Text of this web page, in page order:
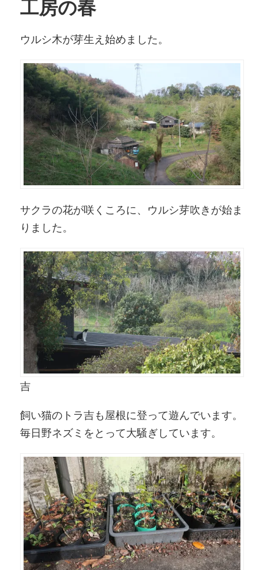
工房の春
ウルシ木が芽生え始めました。
サクラの花が咲くころに、ウルシ芽吹きが始ま
りました。
吉
飼い猫のトラ吉も屋根に登って遊んでいます。
毎日野ネズミをとって大騒ぎしています。